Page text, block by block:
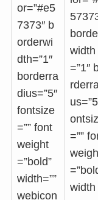
or=”#e5
7373″ b
orderwi
dth=”1″
borderra
dius=”5″
fontsize
=”” font
weight
=”bold”
width=””
webicon
width
=”1″
=””
width